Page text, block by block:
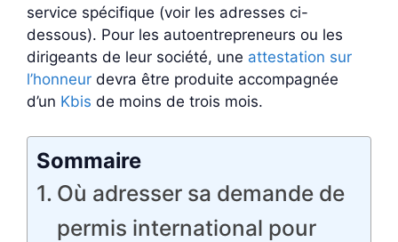
service spécifique (voir les adresses ci-
dessous). Pour les autoentrepreneurs ou les
dirigeants de leur société, une attestation sur
l’honneur devra être produite accompagnée
d’un Kbis de moins de trois mois.
Sommaire
Où adresser sa demande de
permis international pour